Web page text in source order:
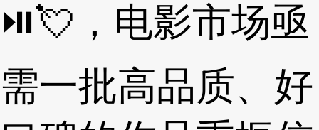
⏯💘，电影市场亟
需一批高品质、好